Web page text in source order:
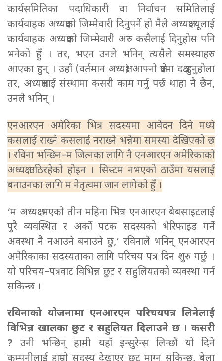
कार्यसमितिका पदाधिकारी वा निर्वाचन समितिलाई
कार्यवाहक अध्यक्षको जिम्मेवारी दिनुपर्ने हो मैले अध्यक्षज्यूलाई
कार्यवाहक अध्यक्षको जिम्मेवारी अरु कसैलाई दिनुहोस पनि
भनेको हुँ । तर, भएन उनले भनिन् त्यसैले समस्याहरु
आएका हुन् । उहाँ (वर्तमान अध्यक्ष) आफ्नो क्षेत्रमा दक्ष हुनुहोला
तर, अध्यक्षलाई संस्थामा कसरी काम गर्नु पर्छ थाहा नै छैन,
उनले भनिन् ।
एनआरएन अमेरिका भित्र सदस्यमा आवेदन दिने मध्ये
कसलाई राख्ने कसलाई नराख्ने भन्नेमा समस्या देखिएको छ
। रविना भन्छिन–म जित्नका लागि नै एनआरएन अमेरिकाको
अध्यक्ष उठिरहेको होइन । सिस्टम नभएको ठाउँमा यसलाई
बनाउनका लागि म नेतृत्वमा जान लागेको हुंँ ।
‘म अध्यक्ष भएको तीन महिना भित्र एनआरएन बेबसाइटलाई
पुरै व्यवस्थित र अर्को पटक सदस्यको भेरिफाइड गर्ने
अवस्था नै नआउने बनाउने छु,’ रविनाले भनिन् एनआरएन
अमेरिकाका सदस्यताका लागि परिचय पत्र दिन शुरु गर्छु ।
यो परिचय–पत्रवाट विभिन्न छुट र सहुलियतको व्यवस्था गर्न
सकिन्छ ।
रविनाको योजनामा एनआरएन परिचयपत्र लिनेलाई
विभिन्न खालका छुट र सहुलियत दिलाउने छ । कसरी
?उनी भन्छिन् हामी यहाँ इन्सुरेन्स लिन्छौं यो दिने